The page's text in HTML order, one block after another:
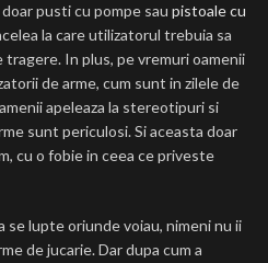
pusti cu pompe sau pistoale cu
la care utilizatorul trebuia sa
In plus, pe vremuri oamenii
de arme, cum sunt in zilele de
apeleaza la stereotipuri si
sunt periculosi. Si aceasta doar
cu o fobie in ceea ce priveste
lupte oriunde voiau, nimeni nu ii
de jucarie. Dar dupa cum a